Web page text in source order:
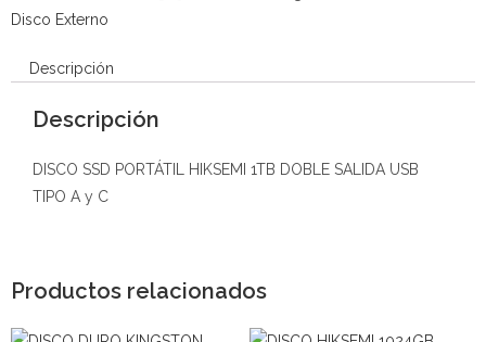
Disco Externo
Descripción
Descripción
DISCO SSD PORTÁTIL HIKSEMI 1TB DOBLE SALIDA USB
TIPO A y C
Productos relacionados